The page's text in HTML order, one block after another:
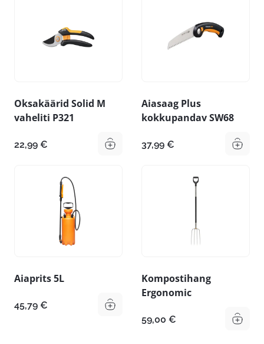
Oksakäärid Solid M
vaheliti P321
22,99 €
Aiasaag Plus
kokkupandav SW68
37,99 €
Aiaprits 5L
45,79 €
Kompostihang
Ergonomic
59,00 €